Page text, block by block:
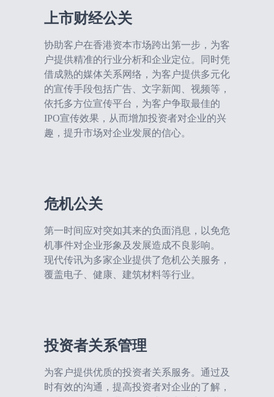
上市财经公关
协助客户在香港资本市场跨出第一步，为客
户提供精准的行业分析和企业定位。同时凭
借成熟的媒体关系网络，为客户提供多元化
的宣传手段包括广告、文字新闻、视频等，
依托多方位宣传平台，为客户争取最佳的
IPO宣传效果，从而增加投资者对企业的兴
趣，提升市场对企业发展的信心。
危机公关
第一时间应对突如其来的负面消息，以免危
机事件对企业形象及发展造成不良影响。
现代传讯为多家企业提供了危机公关服务，
覆盖电子、健康、建筑材料等行业。
投资者关系管理
为客户提供优质的投资者关系服务。通过及
时有效的沟通，提高投资者对企业的了解，